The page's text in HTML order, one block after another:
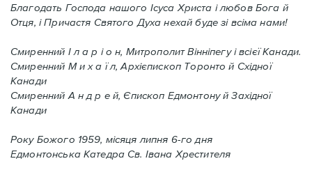
Благодать Господа нашого Ісуса Христа і любов Бога й
Отця, і Причастя Святого Духа нехай буде зі всіма нами!
Смиренний І л а р і о н, Митрополит Вінніпегу і всієї Канади.
Смиренний М и х а ї л, Архієпископ Торонто й Східної
Канади
Смиренний А н д р е й, Єпископ Едмонтону й Західної
Канади
Року Божого 1959, місяця липня 6-го дня
Едмонтонська Катедра Св. Івана Хрестителя